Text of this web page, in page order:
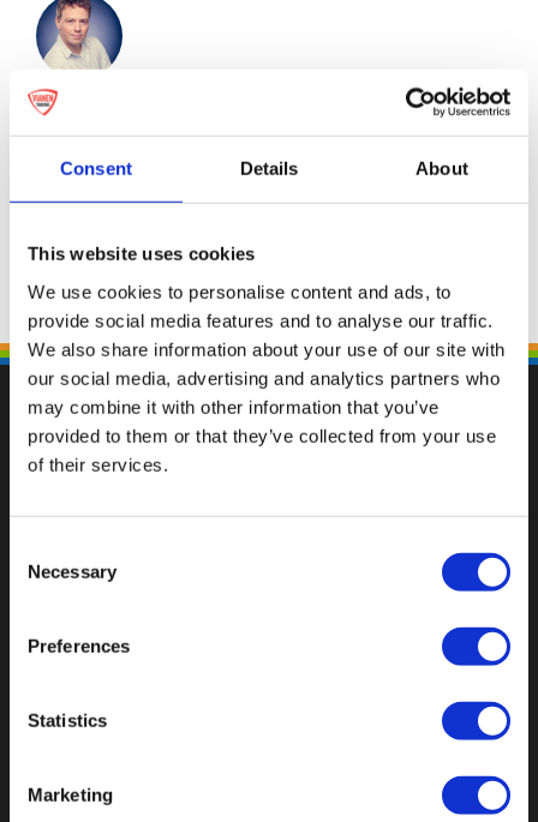
Consent Details About
This website uses cookies
We use cookies to personalise content and ads, to
provide social media features and to analyse our traffic.
We also share information about your use of our site with
our social media, advertising and analytics partners who
may combine it with other information that you’ve
provided to them or that they’ve collected from your use
of their services.
Selection
Necessary
Preferences
Statistics
Marketing